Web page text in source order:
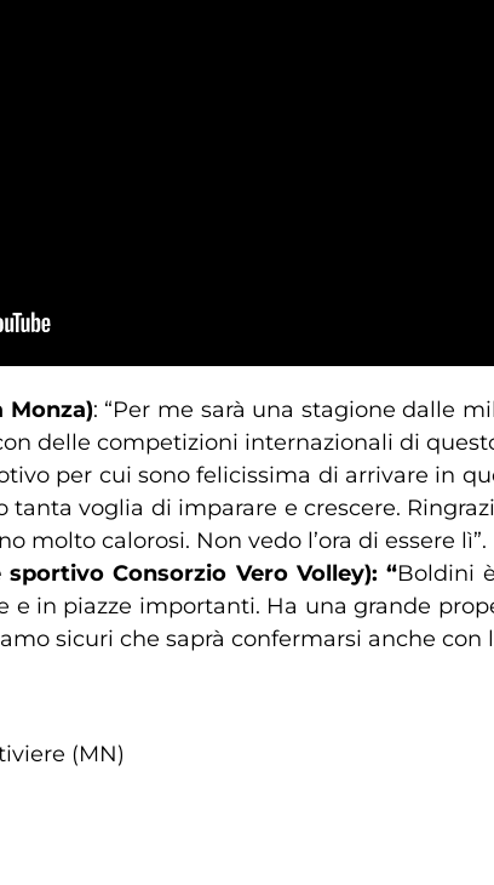
Monza): “Per me sarà una stagione dalle
delle competizioni internazionali di
per cui sono felicissima di arrivare in
tanta voglia di imparare e crescere.
molto calorosi. Non vedo l’ora di essere lì”.
Consorzio Vero Volley): “Boldini
e in piazze importanti. Ha una grande
sicuri che saprà confermarsi anche con
(MN)